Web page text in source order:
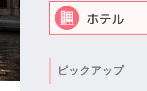
ホテル
ピックアップ